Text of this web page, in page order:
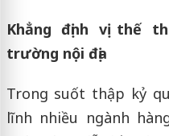
Khẳng định vị thế
trường nội địa
Trong suốt thập kỷ
lĩnh nhiều ngành